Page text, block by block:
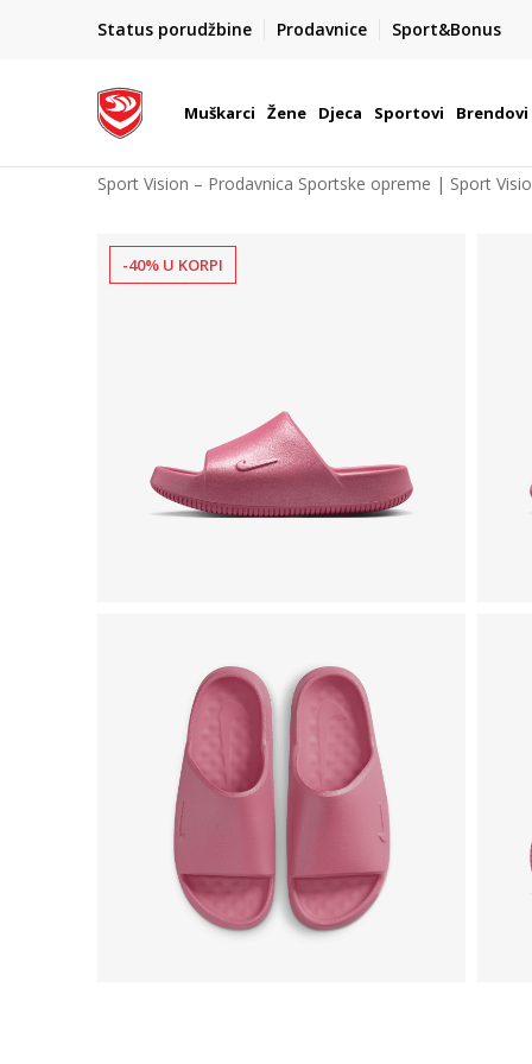
Status porudžbine Prodavnice Sport&Bonus
POZOVITE NAS NA : 055/490-400
Pon-Pet od 9h - 16h
Muškarci Žene Djeca Sportovi Brendovi
Sport Vision – Prodavnica Sportske opreme | Sport
-40% U KORPI